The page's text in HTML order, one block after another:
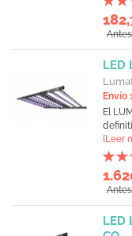
LED
Envío
El
[Leer
LED